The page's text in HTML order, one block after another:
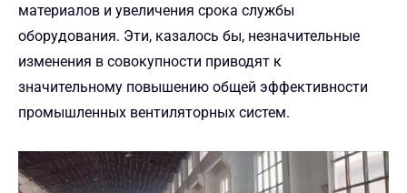
материалов и увеличения срока службы
оборудования. Эти, казалось бы, незначительные
изменения в совокупности приводят к
значительному повышению общей эффективности
промышленных вентиляторных систем.